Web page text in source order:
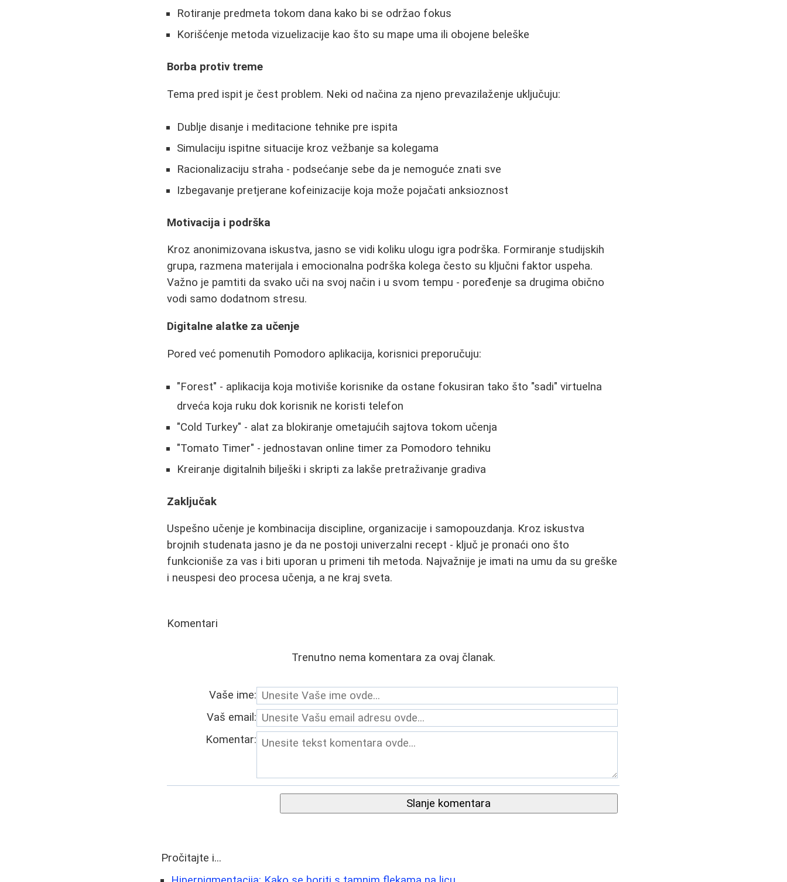
Rotiranje predmeta tokom dana kako bi se održao fokus
Korišćenje metoda vizuelizacije kao što su mape uma ili obojene beleške
Borba protiv treme
Tema pred ispit je čest problem. Neki od načina za njeno prevazilaženje uključuju:
Dublje disanje i meditacione tehnike pre ispita
Simulaciju ispitne situacije kroz vežbanje sa kolegama
Racionalizaciju straha - podsećanje sebe da je nemoguće znati sve
Izbegavanje pretjerane kofeinizacije koja može pojačati anksioznost
Motivacija i podrška
Kroz anonimizovana iskustva, jasno se vidi koliku ulogu igra podrška. Formiranje studijskih
grupa, razmena materijala i emocionalna podrška kolega često su ključni faktor uspeha.
Važno je pamtiti da svako uči na svoj način i u svom tempu - poređenje sa drugima obično
vodi samo dodatnom stresu.
Digitalne alatke za učenje
Pored već pomenutih Pomodoro aplikacija, korisnici preporučuju:
"Forest" - aplikacija koja motiviše korisnike da ostane fokusiran tako što "sadi" virtuelna
drveća koja ruku dok korisnik ne koristi telefon
"Cold Turkey" - alat za blokiranje ometajućih sajtova tokom učenja
"Tomato Timer" - jednostavan online timer za Pomodoro tehniku
Kreiranje digitalnih bilješki i skripti za lakše pretraživanje gradiva
Zaključak
Uspešno učenje je kombinacija discipline, organizacije i samopouzdanja. Kroz iskustva
brojnih studenata jasno je da ne postoji univerzalni recept - ključ je pronaći ono što
funkcioniše za vas i biti uporan u primeni tih metoda. Najvažnije je imati na umu da su greške
i neuspesi deo procesa učenja, a ne kraj sveta.
Komentari
Trenutno nema komentara za ovaj članak.
Vaše ime:
Vaš email:
Komentar:
Slanje komentara
Pročitajte i...